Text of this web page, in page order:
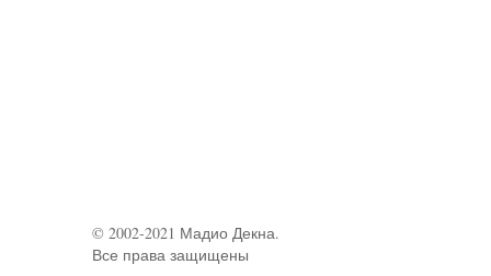
© 2002-2021 Мадио Декна.
Все права защищены